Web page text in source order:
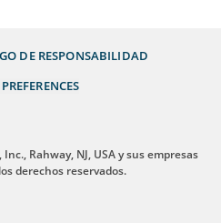
DE RESPONSABILIDAD
Inc., Rahway, NJ, USA y sus empresas
derechos reservados.